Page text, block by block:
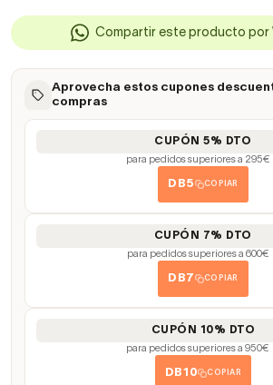
Compartir este producto por
Aprovecha estos cupones
compras
CUPÓN 5% DTO
para pedidos superiores a 295€
DB5 COPIAR
CUPÓN 7% DTO
para pedidos superiores a 600€
DB7 COPIAR
CUPÓN 10% DTO
para pedidos superiores a 950€
DB10 COPIAR